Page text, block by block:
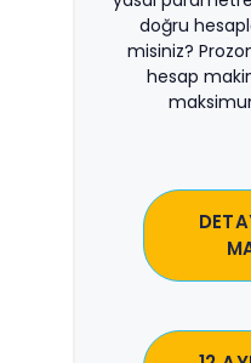
doğru
misiniz?
hesap